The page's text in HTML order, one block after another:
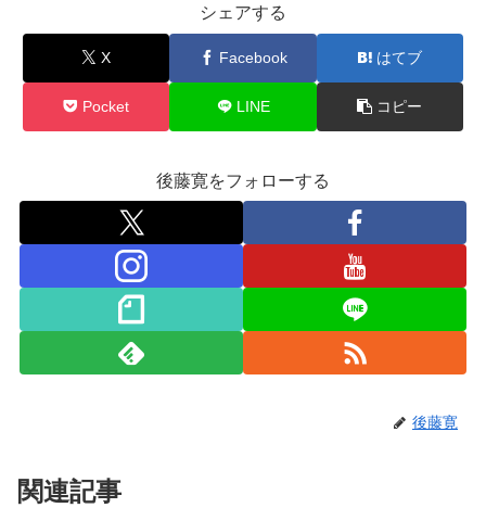
シェアする
X Facebook はてブ
Pocket LINE コピー
後藤寛をフォローする
後藤寛
関連記事